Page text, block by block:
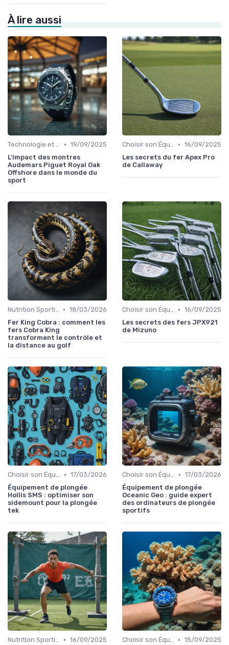
À lire aussi
Technologie et Gadgets de Sport • 19/09/2025
L'impact des montres
Audemars Piguet Royal Oak
Offshore dans le monde du
sport
Choisir son Équipement Sportif • 16/09/2025
Les secrets du fer Apex Pro
de Callaway
Nutrition Sportive et Suppléments • 18/03/2026
Fer King Cobra : comment les
fers Cobra King
transforment le contrôle et
la distance au golf
Choisir son Équipement Sportif • 16/09/2025
Les secrets des fers JPX921
de Mizuno
Choisir son Équipement Sportif • 17/03/2026
Équipement de plongée
Hollis SMS : optimiser son
sidemount pour la plongée
tek
Choisir son Équipement Sportif • 17/03/2026
Équipement de plongée
Oceanic Geo : guide expert
des ordinateurs de plongée
sportifs
Nutrition Sportive et Suppléments • 16/09/2025
Choisir son Équipement Sportif • 15/09/2025